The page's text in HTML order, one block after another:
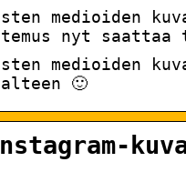
medioiden
nyt
medioiden
🙂